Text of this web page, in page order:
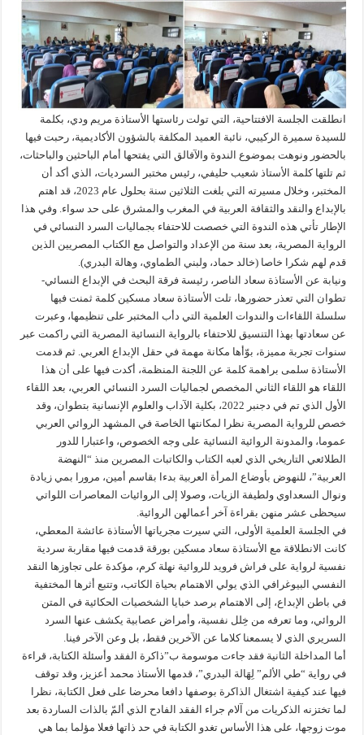
انطلقت الجلسة الافتتاحية، التي تولت رئاستها الأستاذة مريم ودي، بكلمة
للسيدة سميرة الركيبي، نائبة العميد المكلفة بالشؤون الأكاديمية، رحبت فيها
بالحضور ونوهت بموضوع الندوة والآفالق التي يفتحها أمام الباحثين والباحثات،
ثم تلتها كلمة الأستاذ شعيب حليفي، رئيس مختبر السرديات، الذي أكد أن
المختبر، وخلال مسيرته التي بلغت الثلاثين سنة بحلول عام 2023، قد اهتم
بالإبداع والنقد والثقافة العربية في المغرب والمشرق على حد سواء. وفي هذا
الإطار تأتي هذه الندوة التي خصصت للاحتفاء بجماليات السرد النسائي في
الرواية المصرية، بعد سنة من الإعداد والتواصل مع الكتاب المصريين الذين
قدم لهم شكرا خاصا (خالد حماد، ولبني الطماوي، وهالة البدري).
ونيابة عن الأستاذة سعاد الناصر، رئيسة فرقة البحث في الإبداع النسائي-
تطوان التي تعذر حضورها، تلت الأستاذة سعاد مسكين كلمة ثمنت فيها
سلسلة اللقاءات والندوات العلمية التي دأب المختبر على تنظيمها، وعبرت
عن سعادتها بهذا التنسيق للاحتفاء بالرواية النسائية المصرية التي راكمت عبر
سنوات تجربة مميزة، بوّأها مكانة مهمة في حقل الإبداع العربي. ثم قدمت
الأستاذة سلمى براهمة كلمة عن اللجنة المنظمة، أكدت فيها على أن هذا
اللقاء هو اللقاء الثاني المخصص لجماليات السرد النسائي العربي، بعد اللقاء
الأول الذي تم في دجنبر 2022، بكلية الآداب والعلوم الإنسانية بتطوان، وقد
خصص للرواية المصرية نظرا لمكانتها الخاصة في المشهد الروائي العربي
عموما، والمدونة الروائية النسائية على وجه الخصوص، واعتبارا للدور
الطلائعي التاريخي الذي لعبه الكتاب والكاتبات المصرين منذ “النهضة
العربية”، للنهوض بأوضاع المرأة العربية بدءا بقاسم أمين، مرورا بمي زيادة
ونوال السعداوي ولطيفة الزيات، وصولا إلى الروائيات المعاصرات اللواتي
سيحظى عشر منهن بقراءة آخر أعمالهن الروائية.
في الجلسة العلمية الأولى، التي سيرت مجرياتها الأستاذة عائشة المعطي،
كانت الانطلاقة مع الأستاذة سعاد مسكين بورقة قدمت فيها مقاربة سردية
نفسية لرواية على فراش فرويد للروائية نهلة كرم، مؤكدة على تجاوزها النقد
النفسي البيوغرافي الذي يولي الاهتمام بحياة الكاتب، وتتبع أثرها المختفية
في باطن الإبداع، إلى الاهتمام برصد خبايا الشخصيات الحكائية في المتن
الروائي، وما تعرفه من خِلل نفسية، وأمراض عصابية يكشف عنها السرد
السريري الذي لا يسمعنا كلاما عن الآخرين فقط، بل وعن الآخر فينا.
أما المداخلة الثانية فقد جاءت موسومة ب”ذاكرة الفقد وأسئلة الكتابة، قراءة
في رواية “طي الألم” لِهَالة البدري”، قدمها الأستاذ محمد أعزيز، وقد توقف
فيها عند كيفية اشتغال الذاكرة بوصفها دافعا محرضا على فعل الكتابة، نظرا
لما تختزنه الذكريات من آلام جراء الفقد الفادح الذي ألمّ بالذات الساردة بعد
موت زوجها، على هذا الأساس تغدو الكتابة في حد ذاتها فعلا مؤلما بما هي